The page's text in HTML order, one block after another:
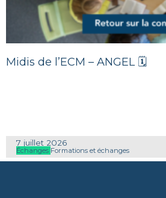
Midis de l’ECM – ANGEL 🗓
7 juillet 2026
Échanges Formations et échanges